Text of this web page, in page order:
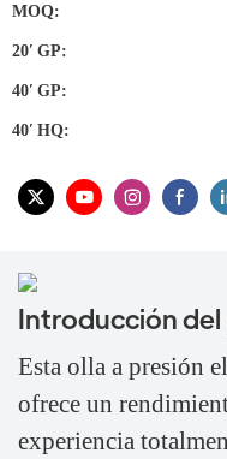
MOQ:
20′ GP:
40′ GP:
40′ HQ:
Introducción
Esta olla a presión
ofrece un
experiencia